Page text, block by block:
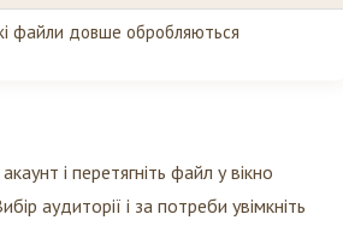
файли довше обробляються
і перетягніть файл у вікно
аудиторії і за потреби увімкніть